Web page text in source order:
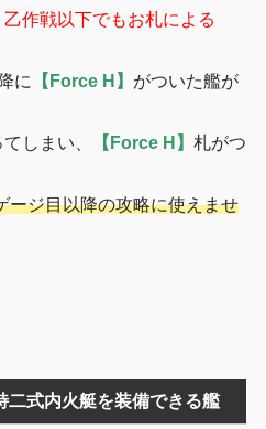
作戦以下でもお札による
に
【Force H】 がついた艦が
しまい、
【Force H】 札がつ
ージ目以降の攻略に使えませ
二式内火艇を装備できる艦